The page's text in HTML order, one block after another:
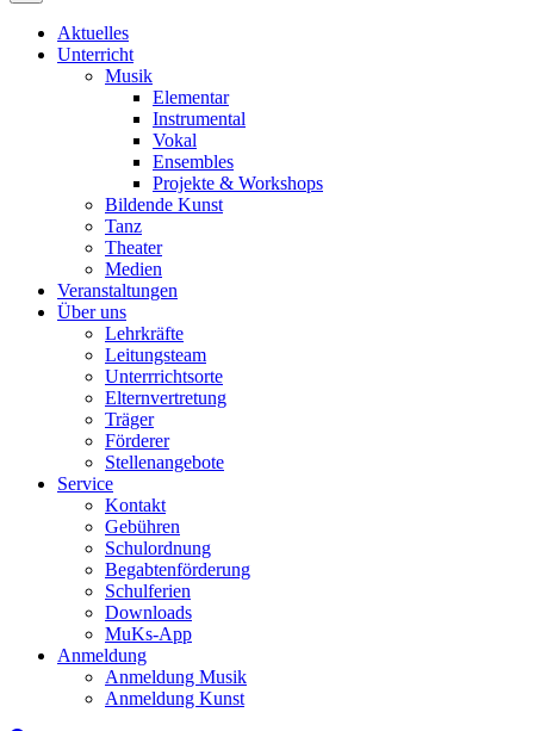
Aktuelles
Unterricht
Musik
Elementar
Instrumental
Vokal
Ensembles
Projekte & Workshops
Bildende Kunst
Tanz
Theater
Medien
Veranstaltungen
Über uns
Lehrkräfte
Leitungsteam
Unterrrichtsorte
Elternvertretung
Träger
Förderer
Stellenangebote
Service
Kontakt
Gebühren
Schulordnung
Begabtenförderung
Schulferien
Downloads
MuKs-App
Anmeldung
Anmeldung Musik
Anmeldung Kunst